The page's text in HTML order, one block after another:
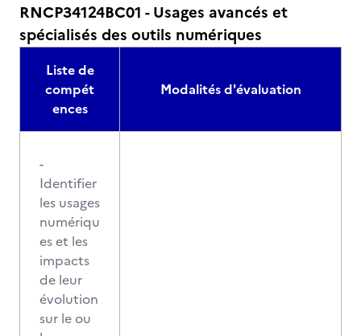
RNCP34124BC01 - Usages avancés et
spécialisés des outils numériques
Liste de
compét
ences
Modalités d'évaluation
-
Identifier
les usages
numériqu
es et les
impacts
de leur
évolution
sur le ou